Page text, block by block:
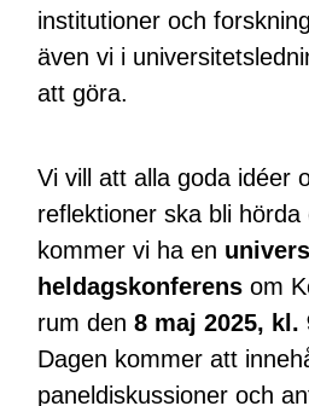
institutioner och
även vi i
att göra.
Vi vill att alla goda idéer
reflektioner ska bli
kommer vi ha en
heldagskonferens om
rum den8 maj 2025, kl.
Dagen kommer att
paneldiskussioner och